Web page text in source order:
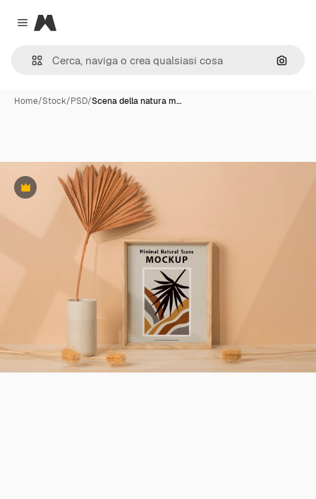
Close menu
Magnific
Cerca
Home/Stock/PSD/Scena della natura m…
Premium